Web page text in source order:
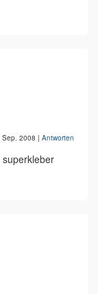
Sep. 2008 | Antworten